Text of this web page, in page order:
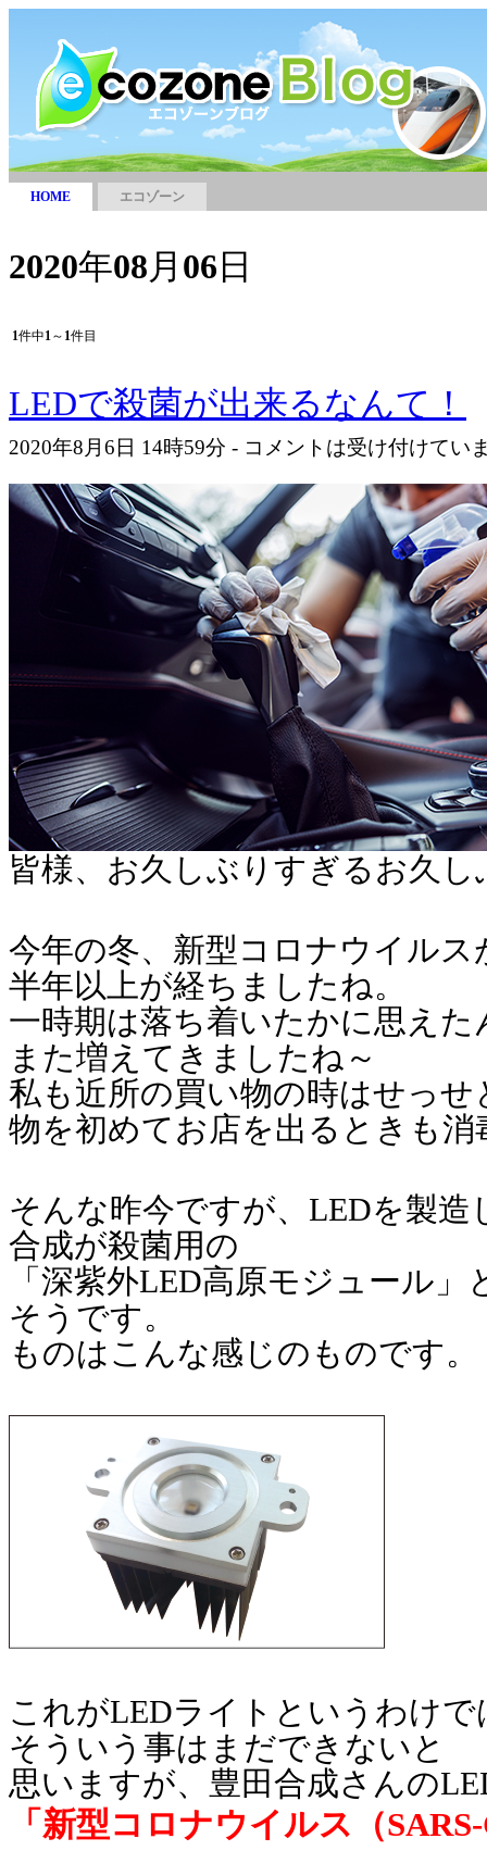
HOME エコゾーン
2020年08月 06 日
1件中1～ 1件目
LEDで殺菌が出来るなんて！
2020年8月6日 14時59分 - コメントは受け付けてい
皆様、お久しぶりすぎるお久し
今年の冬、新型コロナウイル
半年以上が経ちましたね。
一時期は落ち着いたかに思え
また増えてきましたね～
私も近所の買い物の時はせっ
物を初めてお店を出るときも
そんな昨今ですが、LEDを製造
合成が殺菌用の
「深紫外LED高原モジュール
そうです。
ものはこんな感じのものです。
これがLEDライトというわけ
そういう事はまだできないと
思いますが、豊田合成さんの
「新型コロナウイルス（